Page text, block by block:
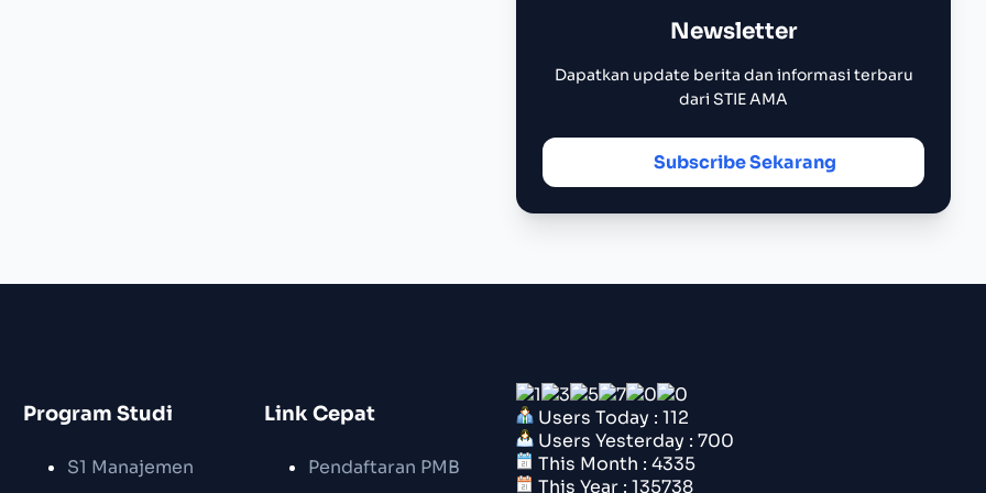
Newsletter
Dapatkan update berita dan informasi terbaru
dari STIE AMA
Subscribe Sekarang
Program Studi
S1 Manajemen
Link Cepat
Pendaftaran PMB
Users Today : 112
Users Yesterday : 700
This Month : 4335
This Year : 135738